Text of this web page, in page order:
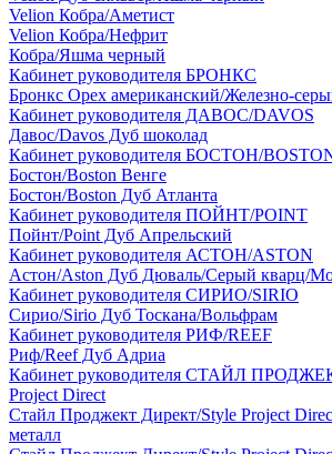
Velion Кобра/Аметист
Velion Кобра/Нефрит
Кобра/Яшма черный
Кабинет руководителя БРОНКС
Бронкс Орех американский/Железно-
Кабинет руководителя ДАВОС/DAVOS
Давос/Davos Дуб шоколад
Кабинет руководителя БОСТОН/
Бостон/Boston Венге
Бостон/Boston Дуб Атланта
Кабинет руководителя ПОЙНТ/POINT
Пойнт/Point Дуб Апрельский
Кабинет руководителя АСТОН/ASTON
Астон/Aston Дуб Дюваль/Серый кварц/
Кабинет руководителя СИРИО/SIRIO
Сирио/Sirio Дуб Тоскана/Вольфрам
Кабинет руководителя РИФ/REEF
Риф/Reef Дуб Адриа
Кабинет руководителя СТАЙЛ
Project Direct
Стайл Проджект Директ/Style Project
металл